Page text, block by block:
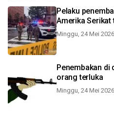
Pelaku
Amerika Serikat
Minggu, 24 Mei
Penembakan di
orang terluka
Minggu, 24 Mei